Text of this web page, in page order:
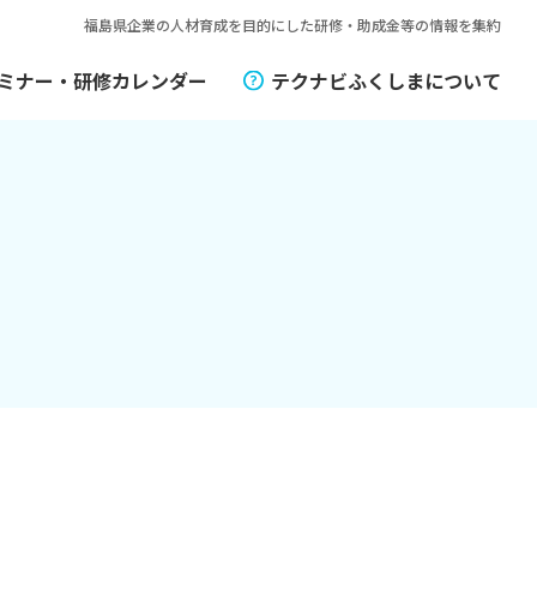
福島県企業の人材育成を目的にした研修・助成金等の情報を集約
ナー・研修カレンダー テクナビふくしまについて